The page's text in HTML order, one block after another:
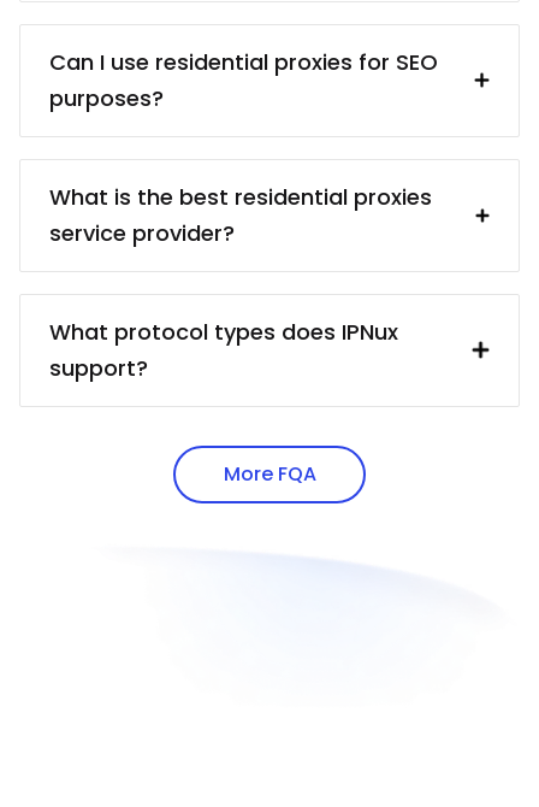
some time, it’s worth it because paid
proxies usually come from reliable
sources. You’ll be sure that your proxies
are ethically obtained, and you won’t
There are different proxy types for
different targets: for example,
residential proxies (real devices) vs.
data center proxies (cheaper); static
proxies (better for services that require
data collection). The best type of agent
is the one that helps you with the least
amount of effort.
Can I use residential proxies for SEO
purposes?
Certainly! Our residential proxies are
ideal for SEO tasks, offering diverse IP
addresses that help you analyze search
engine results, track keywords, and
conduct competitive analysis. Enhance
efficient residential proxies tailored for
SEO purposes.
What is the best residential proxies
service provider?
”The best” may be hard to define – for
starters, you may want to look into the
provider’s uptime statistics and IP
address pool. More importantly, the
provider must be ethical, i.e. source IP
addresses via white-hat methods.
What protocol types does IPNux
support?
proxy protocols.
More FQA